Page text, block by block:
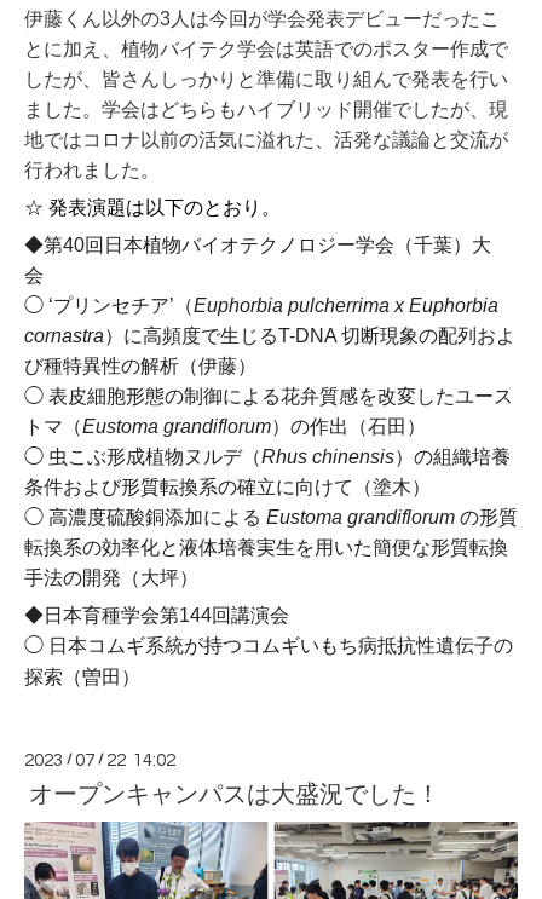
伊藤くん以外の3人は今回が学会発表デビューだったこ
とに加え、植物バイテク学会は英語でのポスター作成で
したが、皆さんしっかりと準備に取り組んで発表を行い
ました。学会はどちらもハイブリッド開催でしたが、現
地ではコロナ以前の活気に溢れた、 活発な議論と交流が
行われました。
☆ 発表演題は以下のとおり。
◆第40回日本植物バイオテクノロジー学会（千葉）大
会
◯ ‘プリンセチア’（Euphorbia pulcherrima x Euphorbia
cornastra）に高頻度で生じるT-DNA 切断現象の配列およ
び種特異性の解析（伊藤）
◯ 表皮細胞形態の制御による花弁質感を改変したユース
トマ（Eustoma grandiflorum）の作出（石田）
◯ 虫こぶ形成植物ヌルデ（Rhus chinensis）の組織培養
条件および形質転換系の確立に向けて（塗木）
◯ 高濃度硫酸銅添加によ る Eustoma grandiflorum の形質
転換系の効率化と液体培養実生を用いた簡便な形質転換
手法の開発（大坪）
◆日本育種学会第144回講演会
◯ 日本コムギ系統が持つコムギいもち病抵抗性遺伝子の
探索（曽田）
2023 /07 / 22 14:02
オープンキャンパスは大盛況でした！